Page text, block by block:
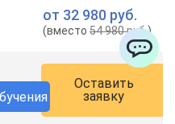
от 32 980 руб.
(вместо54 980 руб.)
Оставить
заявку
ChatApp